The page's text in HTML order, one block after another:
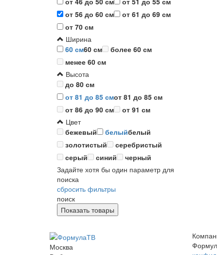
от 56 до 60 см
от 61 до 69 см
от 70 см
Ширина
60 см60 см
более 60 см
менее 60 см
Высота
до 80 см
от 81 до 85 смот 81 до 85 см
от 86 до 90 см
от 91 см
Цвет
бежевый
белыйбелый
золотистый
серебристый
серый
синий
черный
Задайте хотя бы один параметр для
поиска
сбросить фильтры
поиск
Москва